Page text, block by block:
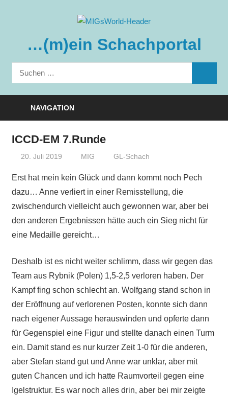
…(m)ein Schachportal
Suchen
nach:
NAVIGATION
ICCD-EM 7.Runde
20. Juli 2019 MIG GL-Schach
Erst hat mein kein Glück und dann kommt noch Pech
dazu… Anne verliert in einer Remisstellung, die
zwischendurch vielleicht auch gewonnen war, aber bei
den anderen Ergebnissen hätte auch ein Sieg nicht für
eine Medaille gereicht…
Deshalb ist es nicht weiter schlimm, dass wir gegen das
Team aus Rybnik (Polen) 1,5-2,5 verloren haben. Der
Kampf fing schon schlecht an. Wolfgang stand schon in
der Eröffnung auf verlorenen Posten, konnte sich dann
nach eigener Aussage herauswinden und opferte dann
für Gegenspiel eine Figur und stellte danach einen Turm
ein. Damit stand es nur kurzer Zeit 1-0 für die anderen,
aber Stefan stand gut und Anne war unklar, aber mit
guten Chancen und ich hatte Raumvorteil gegen eine
Igelstruktur. Es war noch alles drin, aber bei mir zeigte